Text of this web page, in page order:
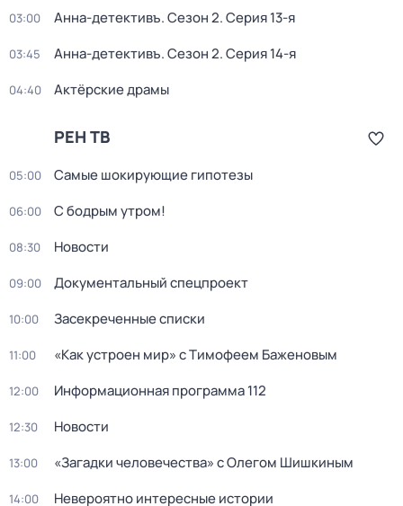
03:00 Анна-детективъ. Сезон 2. Серия 13-я
03:45 Анна-детективъ. Сезон 2. Серия 14-я
04:40 Актёрские драмы
РЕН ТВ
05:00 Самые шoкиpующие гипотезы
06:00 С бодрым утром!
08:30 Новости
09:00 Документальный спецпроект
10:00 Зaceкрeченные списки
11:00 «Как устроен мир» с Тимофеем Баженовым
12:00 Информационная программа 112
12:30 Новости
13:00 «Загадки человечества» с Олегом Шишкиным
14:00 Невероятно интересные истории